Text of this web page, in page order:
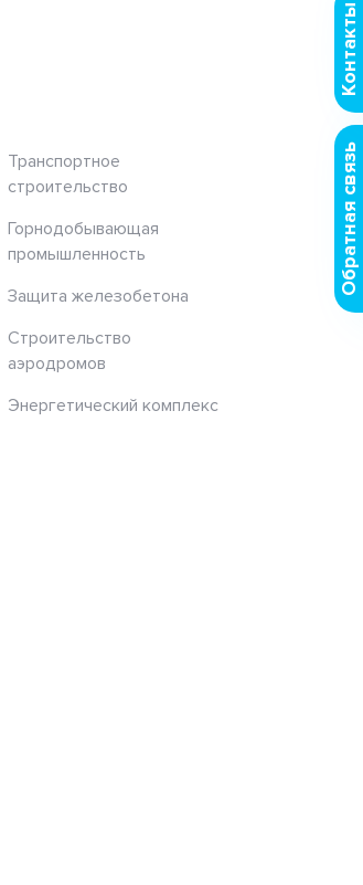
Транспортное
строительство
Горнодобывающая
промышленность
Защита железобетона
Строительство
аэродромов
Энергетический комплекс
Обратная связь
Контакты